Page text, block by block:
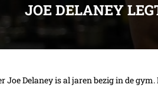
JOE DELANEY
Joe Delaney is al jaren bezig in de